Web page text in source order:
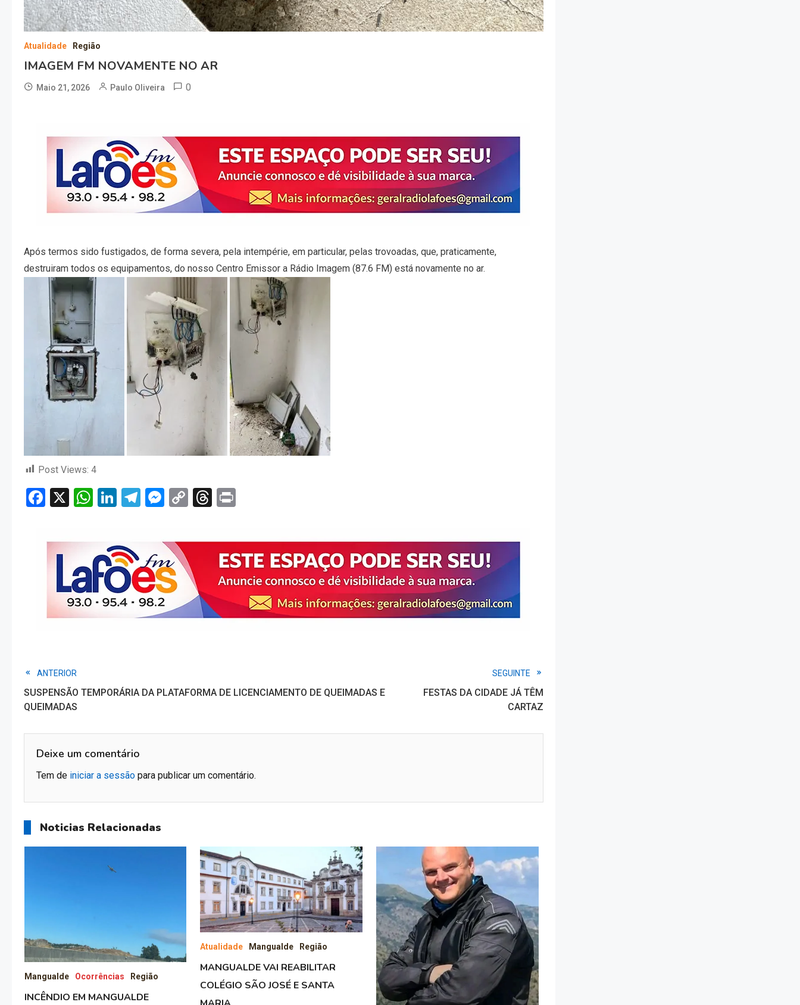
Atualidade Região
IMAGEM FM NOVAMENTE NO AR
Maio 21, 2026 Paulo Oliveira 0
Após termos sido fustigados, de forma severa, pela intempérie, em particular, pelas trovoadas, que, praticamente,
destruiram todos os equipamentos, do nosso Centro Emissor a Rádio Imagem (87.6 FM) está novamente no ar.
Post Views: 4
Facebook
X WhatsApp
LinkedIn
Telegram
Messenger
CopyThreads
Read
more
articles
ANTERIOR
SUSPENSÃO TEMPORÁRIA DA PLATAFORMA DE LICENCIAMENTO DE QUEIMADAS E
QUEIMADAS
SEGUINTE
FESTAS DA CIDADE JÁ TÊM
CARTAZ
Deixe um comentário
Tem de iniciar a sessão para publicar um comentário.
Noticias Relacionadas
Mangualde Ocorrências Região
INCÊNDIO EM MANGUALDE
Atualidade Mangualde Região
MANGUALDE VAI REABILITAR
COLÉGIO SÃO JOSÉ E SANTA